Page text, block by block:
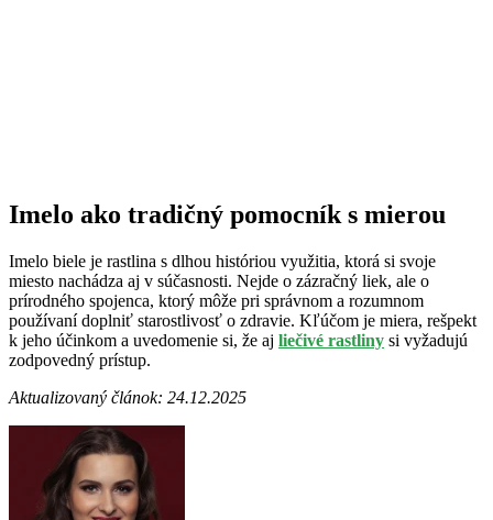
Imelo ako tradičný pomocník s mierou
Imelo biele je rastlina s dlhou históriou využitia, ktorá si svoje
miesto nachádza aj v súčasnosti. Nejde o zázračný liek, ale o
prírodného spojenca, ktorý môže pri správnom a rozumnom
používaní doplniť starostlivosť o zdravie. Kľúčom je miera, rešpekt
k jeho účinkom a uvedomenie si, že aj liečivé rastliny si vyžadujú
zodpovedný prístup.
Aktualizovaný článok: 24.12.2025